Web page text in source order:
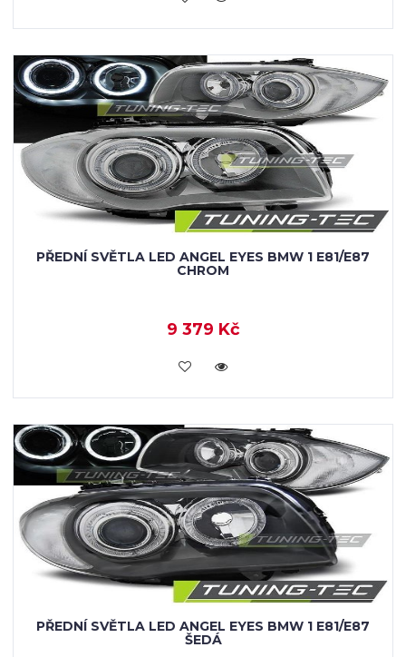
PŘEDNÍ SVĚTLA LED ANGEL EYES BMW 1 E81/E87
CHROM
9 379 Kč
KOUPIT
PŘEDNÍ SVĚTLA LED ANGEL EYES BMW 1 E81/E87
ŠEDÁ